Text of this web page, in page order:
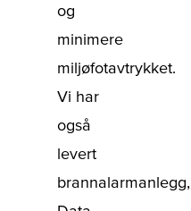
og
minimere
miljøfotavtrykket.
Vi har
også
levert
brannalarmanlegg,